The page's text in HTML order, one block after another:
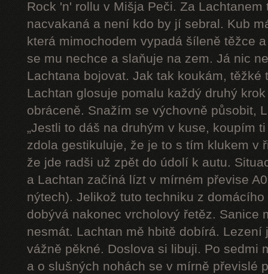
Rock 'n' rollu v Mišja Peči. Za
nacvakaná a není kdo by jí sebral. Kub
která mimochodem vypadá šíleně těžce
se mu nechce a slaňuje na zem. Já nic
Lachtana bojovat. Jak tak koukám, těžké
Lachtan glosuje pomalu každý druhý
obráceně. Snažím se výchovně působit,
„Jestli to dáš na druhým v kuse, koupím
zdola gestikuluje, že je to s tím klukem v
že jde radši už zpět do údolí k autu.
a Lachtan začíná lízt v mírném převise
nýtech). Jelikož tuto techniku z
dobývá nakonec vrcholový řetěz. Sanice
nesmát. Lachtan mě hbitě dobírá.
vážně pěkné. Doslova si libuji. Po sedmi
a o slušných nohách se v mírně převislé